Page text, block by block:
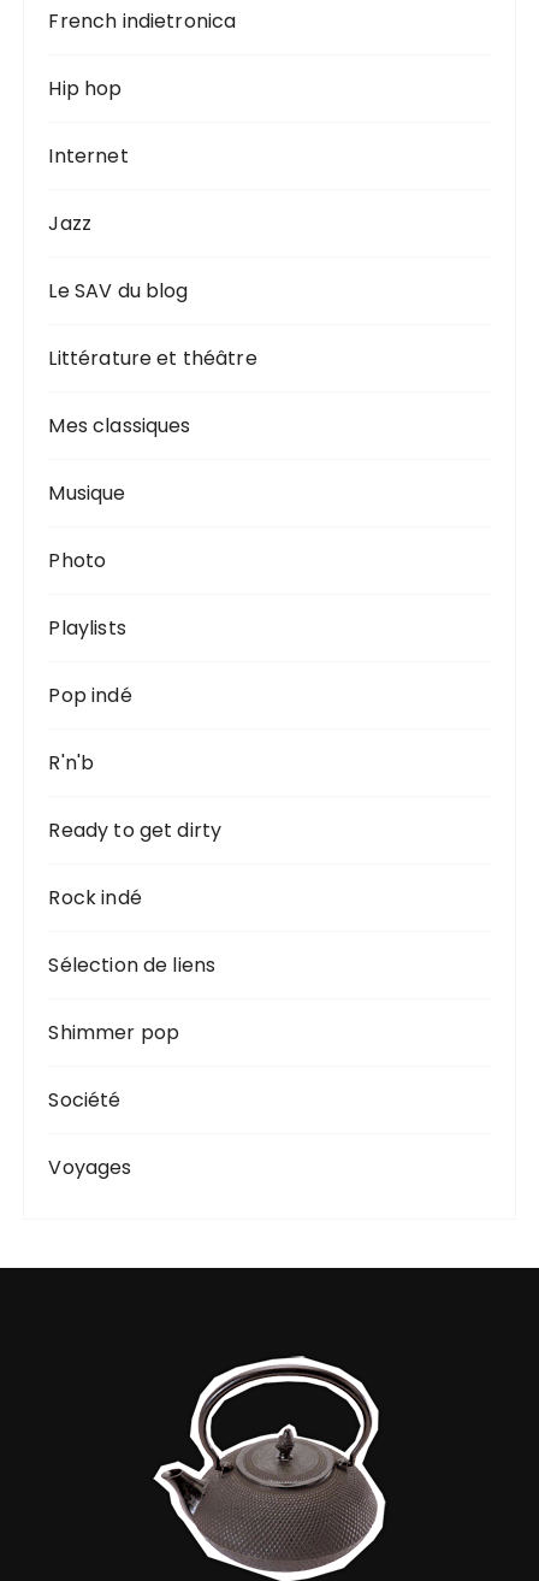
French indietronica
Hip hop
Internet
Jazz
Le SAV du blog
Littérature et théâtre
Mes classiques
Musique
Photo
Playlists
Pop indé
R'n'b
Ready to get dirty
Rock indé
Sélection de liens
Shimmer pop
Société
Voyages